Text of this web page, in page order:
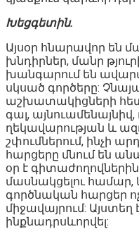
Խեցգետին.
Այսօր հնարավոր են
խնդիրներ, մանր
խանգարում են
սկսած գործերը:
աշխատակիցների
գալ,
ղեկավարության և
շփումներում, ինչի
հարցերը մնում են
օր է
մասնակցելու համար,
գործնական հարցեր
միջավայրում: Այստեղ
ինքնադրսևորվել: